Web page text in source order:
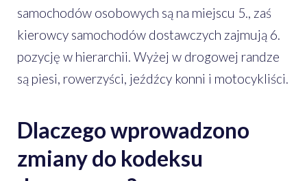
samochodów osobowych są na miejscu 5., zaś
kierowcy samochodów dostawczych zajmują 6.
pozycję w hierarchii. Wyżej w drogowej randze
są piesi, rowerzyści, jeźdźcy konni i motocykliści.
Dlaczego wprowadzono
zmiany do kodeksu